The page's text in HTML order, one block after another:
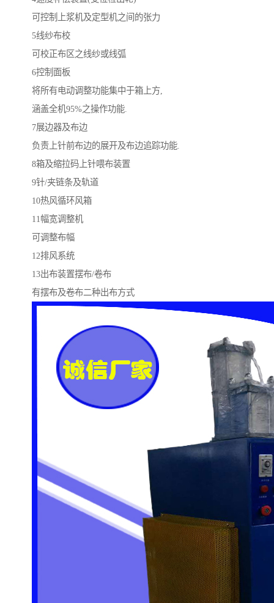
可控制上浆机及定型机之间的张力
5线纱布校
可校正布区之线纱或线弧
6控制面板
将所有电动调整功能集中于箱上方,
涵盖全机95%之操作功能.
7展边器及布边
负责上针前布边的展开及布边追踪功能.
8箱及缩拉码上针喂布装置
9针/夹链条及轨道
10热风循环风箱
11幅宽调整机
可调整布幅
12排风系统
13出布装置摆布/卷布
有摆布及卷布二种出布方式